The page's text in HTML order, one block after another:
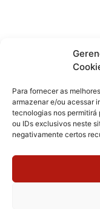
Para fornecer as
armazenar e/ou acessar
tecnologias nos
ou IDs exclusivos neste
negativamente certos